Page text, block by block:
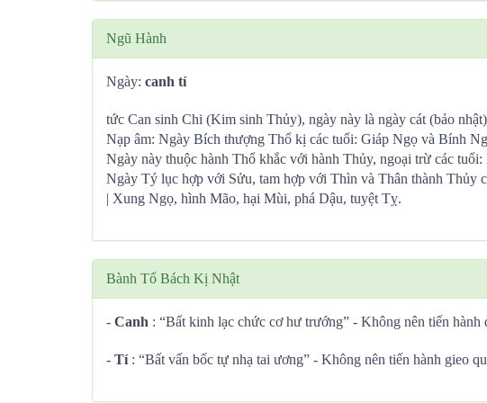
Ngũ Hành
Ngày: canh tí
tức Can sinh Chi (Kim sinh Thủy), ngày này là ngày cát (bảo
Nạp âm: Ngày Bích thượng Thổ kị các tuổi: Giáp Ngọ và Bính
Ngày này thuộc hành Thổ khắc với hành Thủy, ngoại trừ các
Ngày Tý lục hợp với Sửu, tam hợp với Thìn và Thân thành Thủy
| Xung Ngọ, hình Mão, hại Mùi, phá Dậu, tuyệt Tỵ.
Bành Tổ Bách Kị Nhật
- Canh : “Bất kinh lạc chức cơ hư trướng” - Không nên tiến hành
- Tí: “Bất vấn bốc tự nhạ tai ương” - Không nên tiến hành gieo